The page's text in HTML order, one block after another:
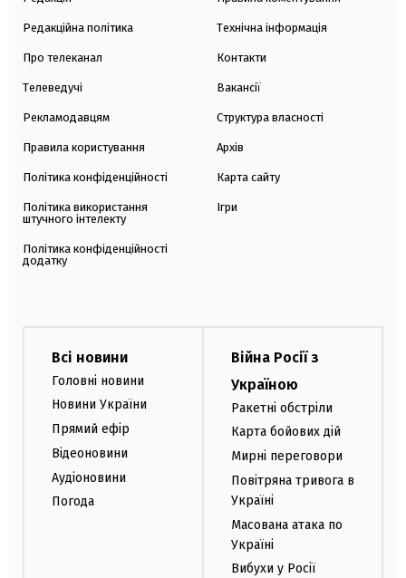
Редакційна політика
Про телеканал
Телеведучі
Рекламодавцям
Правила користування
Політика конфіденційності
Політика використання
штучного інтелекту
Політика конфіденційності
додатку
Технічна інформація
Контакти
Вакансії
Структура власності
Архів
Карта сайту
Ігри
Всі новини
Головні новини
Новини України
Прямий ефір
Відеоновини
Аудіоновини
Погода
Війна Росії з
Україною
Ракетні обстріли
Карта бойових дій
Мирні переговори
Повітряна тривога в
Україні
Масована атака по
Україні
Вибухи у Росії